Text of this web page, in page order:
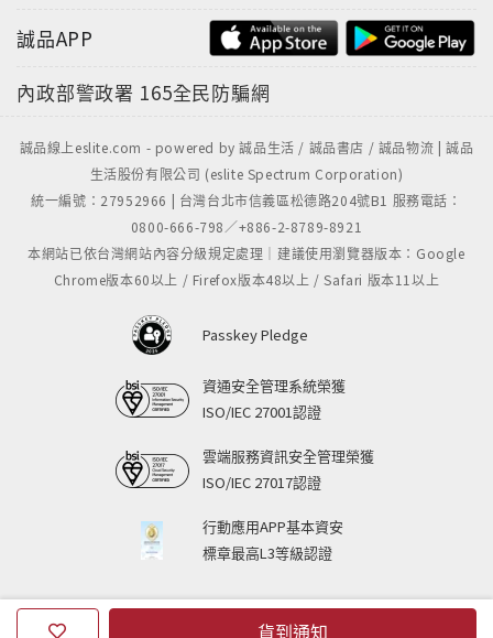
貨到通知
誠品APP
內政部警政署 165全民防騙網
誠品線上eslite.com - powered by 誠品生活 / 誠品書店 / 誠品物流 | 誠品
生活股份有限公司 (eslite Spectrum Corporation)
統一編號：27952966 | 台灣台北市信義區松德路204號B1 服務電話：
0800-666-798／+886-2-8789-8921
本網站已依台灣網站內容分級規定處理｜建議使用瀏覽器版本：Google
Chrome版本60以上 / Firefox版本48以上 / Safari 版本11以上
Passkey Pledge
資通安全管理系統榮獲
ISO/IEC 27001認證
雲端服務資訊安全管理榮獲
ISO/IEC 27017認證
行動應用APP基本資安
標章最高L3等級認證